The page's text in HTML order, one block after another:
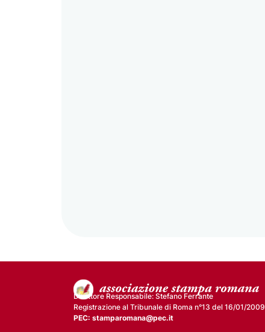
Direttore Responsabile: Stefano Ferrante
Registrazione al Tribunale di Roma n°13 del 16/01/2009
PEC: stamparomana@pec.it